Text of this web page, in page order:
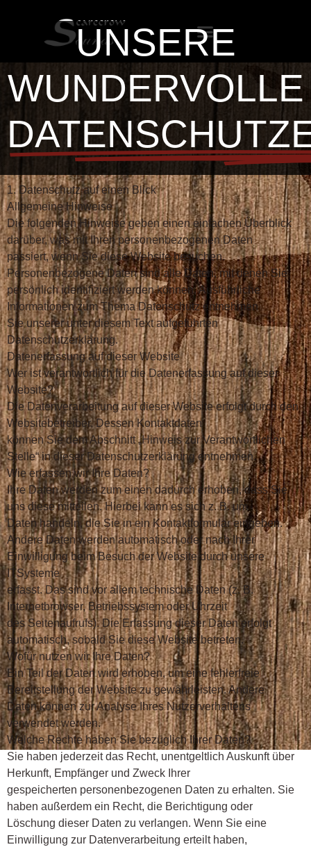
UNSERE
WUNDERVOLLE
1. Datenschutz auf einen Blick
Allgemeine Hinweise
Die folgenden Hinweise geben einen einfachen Überblick
darüber, was mit Ihren personenbezogenen Daten
passiert, wenn Sie diese Website besuchen.
Personenbezogene Daten sind alle Daten, mit denen Sie
persönlich identifiziert werden können. Ausführliche
Informationen zum Thema Datenschutz entnehmen
Sie unserer unter diesem Text aufgeführten
Datenschutzerklärung.
Datenerfassung auf dieser Website
Wer ist verantwortlich für die Datenerfassung auf dieser
Website?
Die Datenverarbeitung auf dieser Website erfolgt durch den
Websitebetreiber. Dessen Kontaktdaten
können Sie dem Abschnitt „Hinweis zur Verantwortlichen
Stelle“ in dieser Datenschutzerklärung entnehmen.
Wie erfassen wir Ihre Daten?
Ihre Daten werden zum einen dadurch erhoben, dass Sie
uns diese mitteilen. Hierbei kann es sich z. B. um
Daten handeln, die Sie in ein Kontaktformular eingeben.
Andere Daten werden automatisch oder nach Ihrer
Einwilligung beim Besuch der Website durch unsere
ITSysteme
erfasst. Das sind vor allem technische Daten (z. B.
Internetbrowser, Betriebssystem oder Uhrzeit
des Seitenaufrufs). Die Erfassung dieser Daten erfolgt
automatisch, sobald Sie diese Website betreten.
Wofür nutzen wir Ihre Daten?
Ein Teil der Daten wird erhoben, um eine fehlerfreie
Bereitstellung der Website zu gewährleisten. Andere
Daten können zur Analyse Ihres Nutzerverhaltens
verwendet werden.
Welche Rechte haben Sie bezüglich Ihrer Daten?
Sie haben jederzeit das Recht, unentgeltlich Auskunft über
Herkunft, Empfänger und Zweck Ihrer
gespeicherten personenbezogenen Daten zu erhalten. Sie
haben außerdem ein Recht, die Berichtigung oder
Löschung dieser Daten zu verlangen. Wenn Sie eine
Einwilligung zur Datenverarbeitung erteilt haben,